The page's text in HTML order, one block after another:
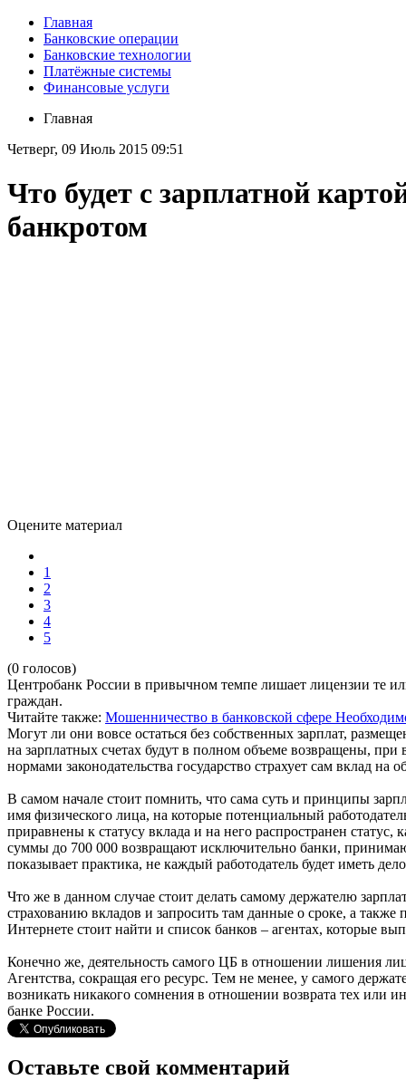
Главная
Банковские операции
Банковские технологии
Платёжные системы
Финансовые услуги
Главная
Четверг, 09 Июль 2015 09:51
Что будет с зарплатной
банкротом
Оцените материал
1
2
3
4
5
(0 голосов)
Центробанк России в привычном темпе лишает лицензии те
граждан.
Читайте также: Мошенничество в банковской сфере
Могут ли они вовсе остаться без собственных зарплат,
на зарплатных счетах будут в полном объеме возвращены,
нормами законодательства государство страхует сам вклад на
В самом начале стоит помнить, что сама суть и принципы
имя физического лица, на которые потенциальный
приравнены к статусу вклада и на него распространен
суммы до 700 000 возвращают исключительно банки,
показывает практика, не каждый работодатель будет иметь
Что же в данном случае стоит делать самому держателю
страхованию вкладов и запросить там данные о сроке, а также
Интернете стоит найти и список банков – агентах, которые
Конечно же, деятельность самого ЦБ в отношении лишения
Агентства, сокращая его ресурс. Тем не менее, у самого
возникать никакого сомнения в отношении возврата тех
банке России.
Оставьте свой комментарий